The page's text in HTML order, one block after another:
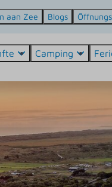
aan Zee Blogs
Camping